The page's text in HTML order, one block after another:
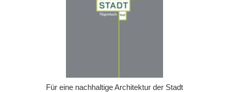
Für eine nachhaltige Architektur der Stadt